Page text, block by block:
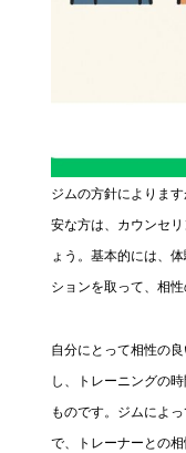
ジムの方針によりま
安な方は、カウンセ
ょう。基本的には、
ションを取って、相
自分にとって相性の
し、トレーニングの
ものです。ジムによ
で、トレーナーとの